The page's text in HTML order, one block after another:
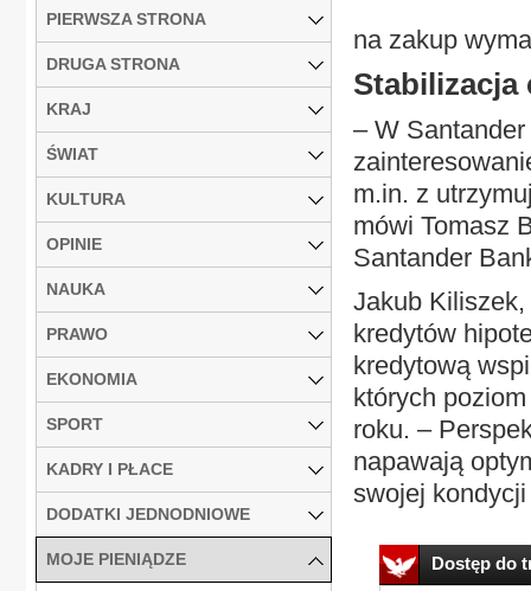
na zakup
Stabilizacja
– W
m.in. z
mówi Tomasz
Santander
Jakub Kiliszek,
kredytów
kredytową
których
roku. –
napawają
swojej
Dostęp do
PIERWSZA STRONA
DRUGA STRONA
KRAJ
ŚWIAT
KULTURA
OPINIE
NAUKA
PRAWO
EKONOMIA
SPORT
KADRY I PŁACE
DODATKI JEDNODNIOWE
MOJE PIENIĄDZE